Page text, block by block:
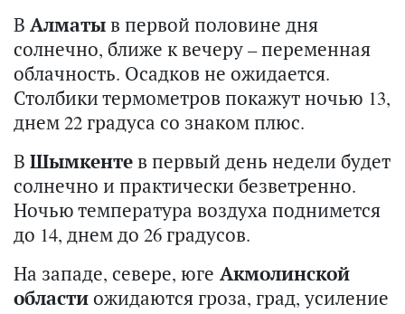
В Алматыв первой половине дня
солнечно, ближе к вечеру – переменная
облачность. Осадков не ожидается.
Столбики термометров покажут ночью 13,
днем 22 градуса со знаком плюс.
В Шымкентев первый день недели будет
солнечно и практически безветренно.
Ночью температура воздуха поднимется
до 14, днем до 26 градусов.
На западе, севере, юге Акмолинской
областиожидаются гроза, град, усиление